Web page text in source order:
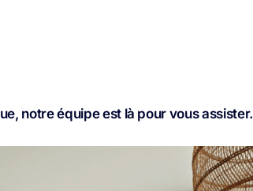
notre équipe est là pour vous assister.